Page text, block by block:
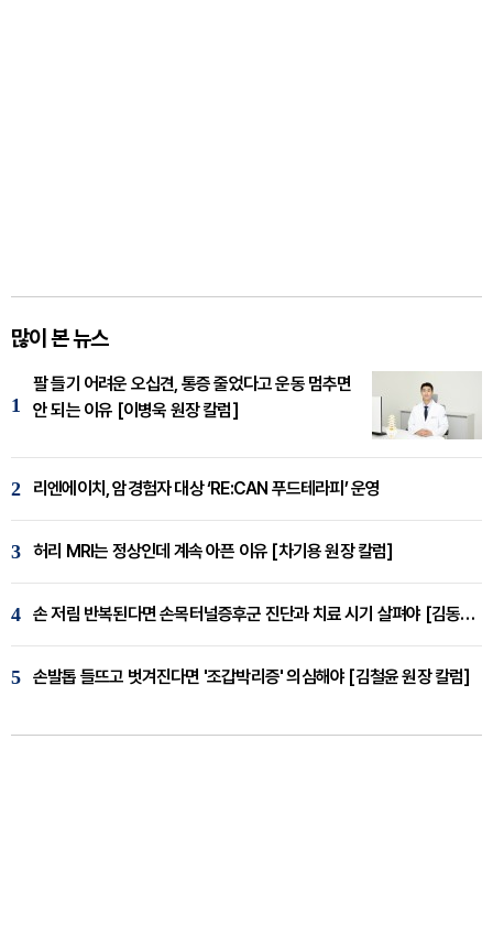
많이 본 뉴스
1
팔 들기 어려운 오십견, 통증 줄었다고 운동 멈추면
안 되는 이유 [이병욱 원장 칼럼]
2 리엔에이치, 암경험자 대상 ‘RE:CAN 푸드테라피’ 운영
3 허리 MRI는 정상인데 계속 아픈 이유 [차기용 원장 칼럼]
4 손 저림 반복된다면 손목터널증후군 진단과 치료 시기 살펴야 [김동현 원장 칼럼]
5 손발톱 들뜨고 벗겨진다면 '조갑박리증' 의심해야 [김철윤 원장 칼럼]